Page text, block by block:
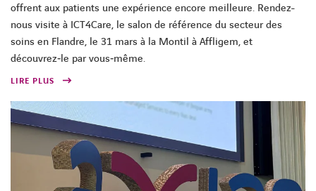
offrent aux patients une expérience encore meilleure. Rendez-
nous visite à ICT4Care, le salon de référence du secteur des
soins en Flandre, le 31 mars à la Montil à Affligem, et
découvrez‑le par vous‑même.
LIRE PLUS